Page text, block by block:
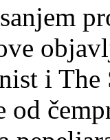
i